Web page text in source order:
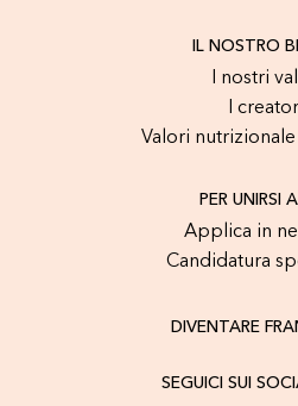
IL NOSTRO
I nostri
I
Valori
PER UNIRSI
Applica in
Candidatura
DIVENTARE
SEGUICI SUI